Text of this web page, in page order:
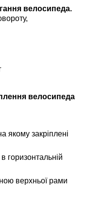
велосипеда.
велосипеда
якому закріплені
горизонтальній
верхньої рами